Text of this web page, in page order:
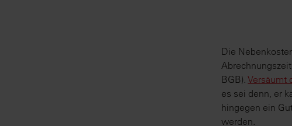
Die
BGB).Versäumt
es sei denn, er
hingegen ein
werden.